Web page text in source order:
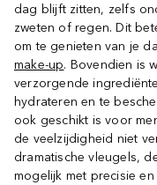
dag blijft zitten, zelfs
zweten of regen. Dit
om te genieten van je
make-up. Bovendien is
verzorgende
hydrateren en te
ook geschikt is voor
de veelzijdigheid niet
dramatische vleugels,
mogelijk met precisie